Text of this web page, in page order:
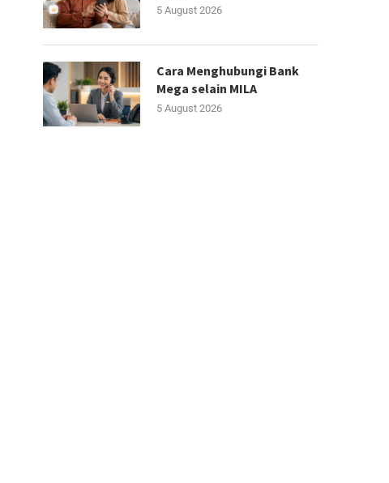
5 August 2026
Cara Menghubungi Bank
Mega selain MILA
5 August 2026